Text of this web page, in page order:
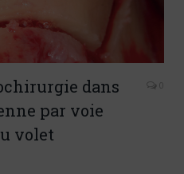
dans
par voie
volet
0